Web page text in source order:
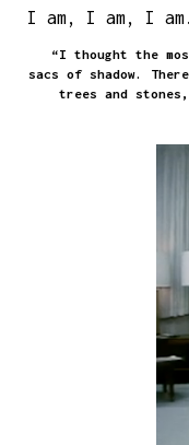
I am, I am, I am.
“I thought the
sacs of shadow.
trees and